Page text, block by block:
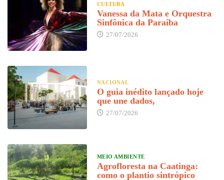
CULTURA
Vanessa da Mata e Orquestra
Sinfônica da Paraíba
27/07/2026
NACIONAL
O guia inédito lançado hoje
que une dados,
27/07/2026
MEIO AMBIENTE
Agrofloresta na Caatinga:
como o plantio sintrópico